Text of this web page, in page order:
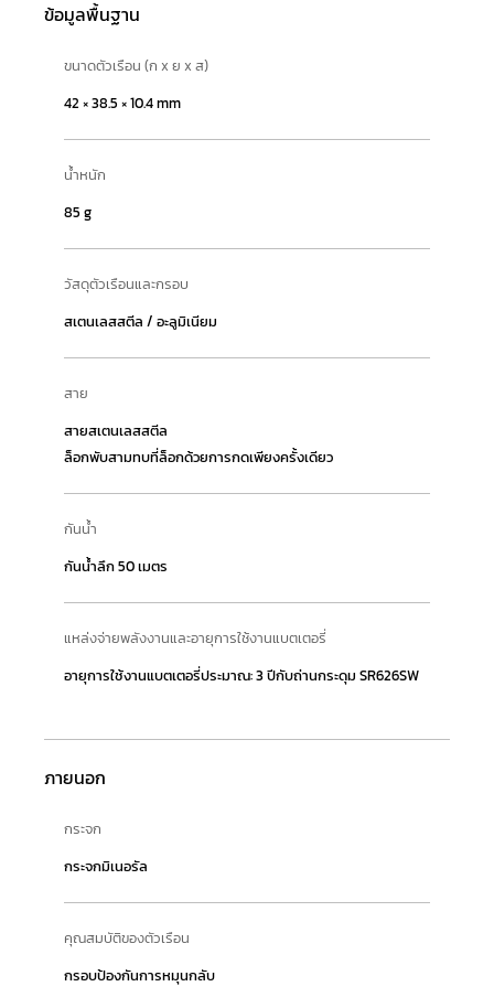
ข้อมูลพื้นฐาน
ขนาดตัวเรือน (ก x ย x ส)
42 × 38.5 × 10.4 mm
น้ำหนัก
85 g
วัสดุตัวเรือนและกรอบ
สเตนเลสสตีล / อะลูมิเนียม
สาย
สายสเตนเลสสตีล
ล็อกพับสามทบที่ล็อกด้วยการกดเพียงครั้งเดียว
กันน้ำ
กันน้ำลึก 50 เมตร
แหล่งจ่ายพลังงานและอายุการใช้งานแบตเตอรี่
อายุการใช้งานแบตเตอรี่ประมาณ: 3 ปีกับถ่านกระดุม SR626SW
ภายนอก
กระจก
กระจกมิเนอรัล
คุณสมบัติของตัวเรือน
กรอบป้องกันการหมุนกลับ